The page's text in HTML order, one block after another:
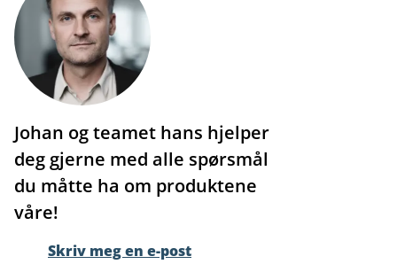
Johan og teamet hans hjelper
deg gjerne med alle spørsmål
du måtte ha om produktene
våre!
Skriv meg en e-post